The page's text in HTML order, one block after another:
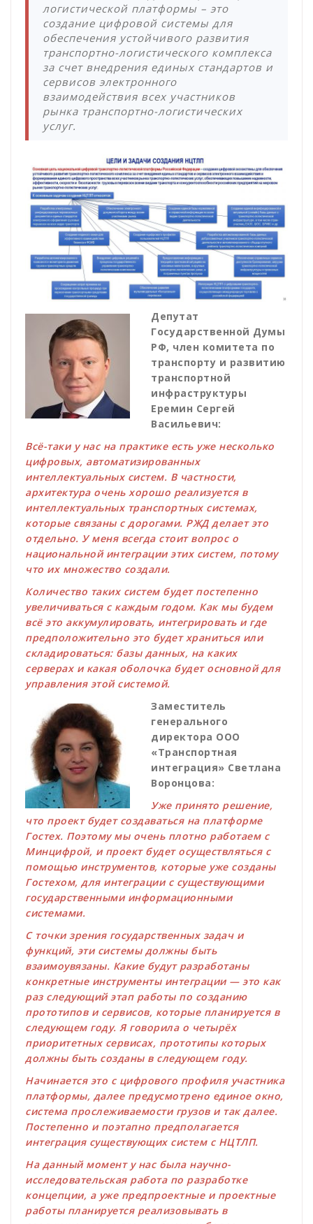
логистической платформы – это
создание цифровой системы для
обеспечения устойчивого развития
транспортно-логистического комплекса
за счет внедрения единых стандартов и
сервисов электронного
взаимодействия всех участников
рынка транспортно-логистических
услуг.
Депутат
Государственной Думы
РФ, член комитета по
транспорту и развитию
транспортной
инфраструктуры
Еремин Сергей
Васильевич:
Всё-таки у нас на практике есть уже несколько
цифровых, автоматизированных
интеллектуальных систем. В частности,
архитектура очень хорошо реализуется в
интеллектуальных транспортных системах,
которые связаны с дорогами. РЖД делает это
отдельно. У меня всегда стоит вопрос о
национальной интеграции этих систем, потому
что их множество создали.
Количество таких систем будет постепенно
увеличиваться с каждым годом. Как мы будем
всё это аккумулировать, интегрировать и где
предположительно это будет храниться или
складироваться: базы данных, на каких
серверах и какая оболочка будет основной для
управления этой системой.
Заместитель
генерального
директора ООО
«Транспортная
интеграция» Светлана
Воронцова:
Уже принято решение,
что проект будет создаваться на платформе
Гостех. Поэтому мы очень плотно работаем с
Минцифрой, и проект будет осуществляться с
помощью инструментов, которые уже созданы
Гостехом, для интеграции с существующими
государственными информационными
системами.
С точки зрения государственных задач и
функций, эти системы должны быть
взаимоувязаны. Какие будут разработаны
конкретные инструменты интеграции — это как
раз следующий этап работы по созданию
прототипов и сервисов, которые планируется в
следующем году. Я говорила о четырёх
приоритетных сервисах, прототипы которых
должны быть созданы в следующем году.
Начинается это с цифрового профиля участника
платформы, далее предусмотрено единое окно,
система прослеживаемости грузов и так далее.
Постепенно и поэтапно предполагается
интеграция существующих систем с НЦТЛП.
На данный момент у нас была научно-
исследовательская работа по разработке
концепции, а уже предпроектные и проектные
работы планируется реализовывать в